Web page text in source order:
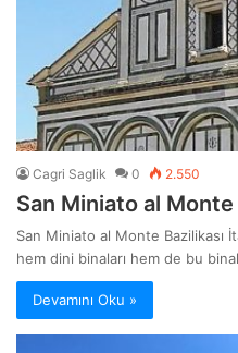
Cagri Saglik 0 2.550
San Miniato al Monte
San Miniato al Monte Bazilikası
hem dini binaları hem de bu
Devamını Oku »